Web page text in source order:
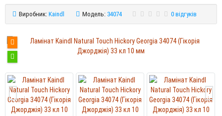
Виробник: Kaindl Модель: 34074 0 відгуків